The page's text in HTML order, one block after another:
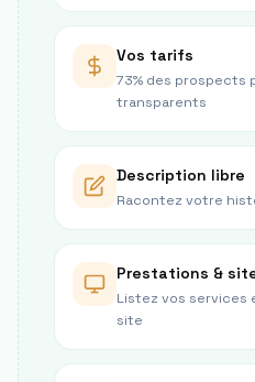
Vos tarifs
73% des prospects
transparents
Description libre
Racontez votre
Prestations &
Listez vos services
site